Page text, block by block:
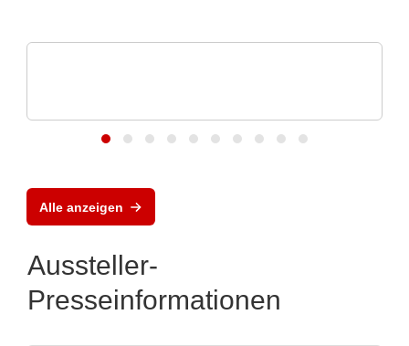
Alle anzeigen
Aussteller-
Presseinformationen